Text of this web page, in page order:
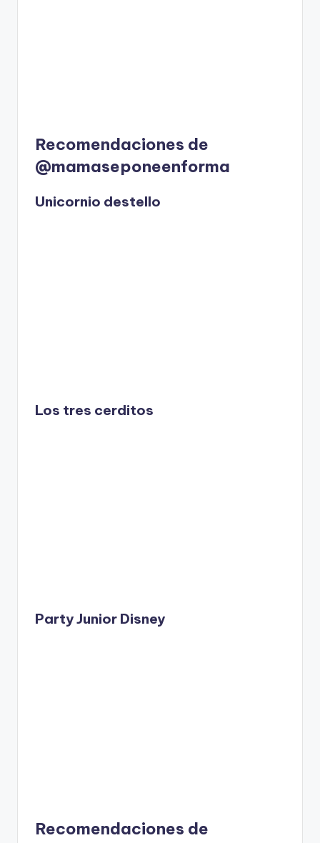
Recomendaciones de
@mamaseponeenforma
Unicornio destello
Los tres cerditos
Party Junior Disney
Recomendaciones de